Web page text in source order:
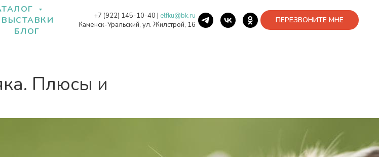
ВЫСТАВКИ
БЛОГ
+7 (922) 145-10-40 | elfku@bk.ru
Каменск-Уральский, ул. Жилстрой, 16
ПЕРЕЗВОНИТЕ МНЕ
Плюсы и